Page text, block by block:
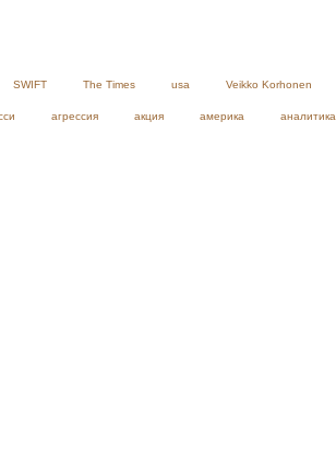
SWIFT The Times usa Veikko Korhonen
агрессия акция америка аналитика